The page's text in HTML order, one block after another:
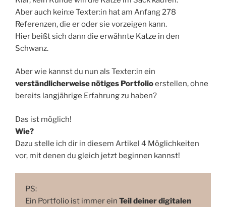
Aber auch kein:e Texter:in hat am Anfang 278
Referenzen, die er oder sie vorzeigen kann.
Hier beißt sich dann die erwähnte Katze in den
Schwanz.
Aber wie kannst du nun als Texter:in ein
verständlicherweise nötiges Portfolioerstellen, ohne
bereits langjährige Erfahrung zu haben?
Das ist möglich!
Wie?
Dazu stelle ich dir in diesem Artikel 4 Möglichkeiten
vor, mit denen du gleich jetzt beginnen kannst!
PS:
Ein Portfolio ist immer ein Teil deiner digitalen